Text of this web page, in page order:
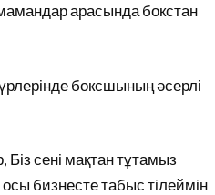
арасында бокстан
боксшының әсерлі
Біз сені мақтан тұтамыз
бизнесте табыс тілеймін